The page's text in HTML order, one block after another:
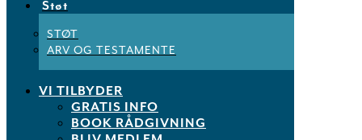
Støt
STØT
ARV OG TESTAMENTE
VI TILBYDER
GRATIS INFO
BOOK RÅDGIVNING
KalenderGoogleCal
Tidspunkt
2. December 2026 15:00-16:30